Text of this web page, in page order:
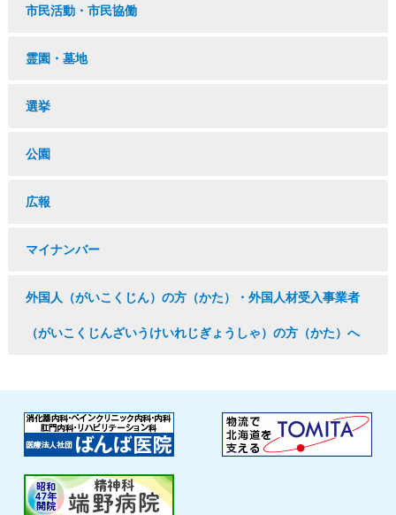
市民活動・市民協働
霊園・墓地
選挙
公園
広報
マイナンバー
外国人（がいこくじん）の方（かた）・外国人材受入事業者
（がいこくじんざいうけいれじぎょうしゃ）の方（かた）へ